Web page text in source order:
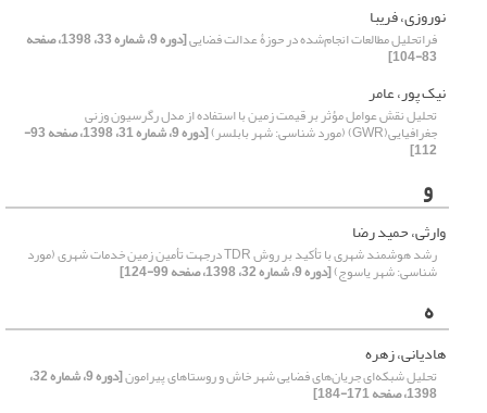
نوروزی، فریبا
فراتحلیل مطالعات انجام‌‌‌‌شده در حوزۀ عدالت فضایی [دوره 9، شماره 33، 1398، صفحه
83-104]
نیک پور، عامر
تحلیل نقش عوامل مؤثر بر قیمت زمین با استفاده از مدل رگرسیون وزنی
جغرافیایی(GWR) (مورد شناسی: شهر بابلسر) [دوره 9، شماره 31، 1398، صفحه 93-
112]
و
وارثی، حمید رضا
رشد هوشمند شهری با تأکید بر روش TDR درجهت تأمین زمین خدمات شهری (مورد
شناسی: شهر یاسوج)[دوره 9، شماره 32، 1398، صفحه 99-124]
ه
هادیانی، زهره
تحلیل شبکه‌ای جریان‌های فضایی شهر خاش و روستاهای پیرامون [دوره 9، شماره 32،
1398، صفحه 171-184]